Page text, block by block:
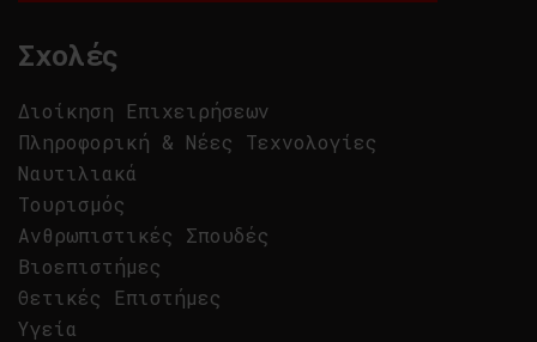
Σχολές
Διοίκηση Επιχειρήσεων
Πληροφορική & Νέες Τεχνολογίες
Ναυτιλιακά
Τουρισμός
Ανθρωπιστικές Σπουδές
Βιοεπιστήμες
Θετικές Επιστήμες
Υγεία